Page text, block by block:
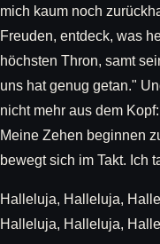
mich kaum noch
Freuden, entdeck, was
höchsten Thron, samt
uns hat genug getan."
nicht mehr aus dem
Meine Zehen beginnen
bewegt sich im Takt. Ich
Halleluja, Halleluja,
Halleluja, Halleluja,